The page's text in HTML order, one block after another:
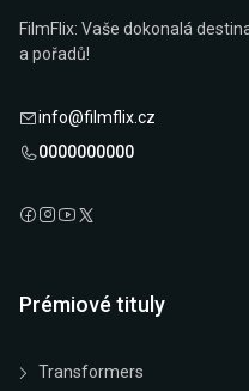
FilmFlix: Vaše dokonalá
a pořadů!
info@filmflix.cz
0000000000
Prémiové tituly
Transformers